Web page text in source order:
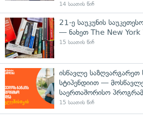
14 საათის წინ
21-ე საუკუნის
— ნახეთ The New York
15 საათის წინ
ისწავლე საზღვარგარეთ
სტიპენდიით —
საერთაშორისო
15 საათის წინ